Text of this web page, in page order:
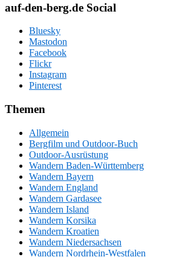
auf-den-berg.de Social
Bluesky
Mastodon
Facebook
Flickr
Instagram
Pinterest
Themen
Allgemein
Bergfilm und Outdoor-Buch
Outdoor-Ausrüstung
Wandern Baden-Württemberg
Wandern Bayern
Wandern England
Wandern Gardasee
Wandern Island
Wandern Korsika
Wandern Kroatien
Wandern Niedersachsen
Wandern Nordrhein-Westfalen